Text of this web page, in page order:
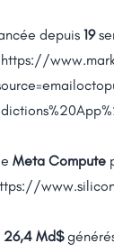
depuis 19
https://
Meta Compute
26,4 Md$